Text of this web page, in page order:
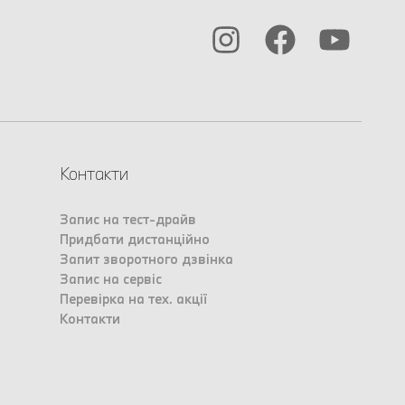
Контакти
Запис на тест-драйв
Придбати дистанційно
Запит зворотного дзвінка
Запис на сервіс
Перевірка на тех. акції
Контакти